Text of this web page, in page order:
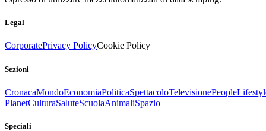
Legal
CorporatePrivacy PolicyCookie Policy
Sezioni
CronacaMondoEconomiaPoliticaSpettacoloTelevisionePeople
PlanetCulturaSaluteScuolaAnimaliSpazio
Speciali